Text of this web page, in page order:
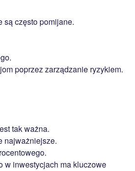
są często pomijane.
poprzez zarządzanie ryzykiem.
tak ważna.
najważniejsze.
w inwestycjach ma kluczowe